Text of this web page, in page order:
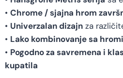
• Chrome / sjajna hrom
• Univerzalan dizajn za
• Lako kombinovanje sa
• Pogodno za savremena i
kupatila